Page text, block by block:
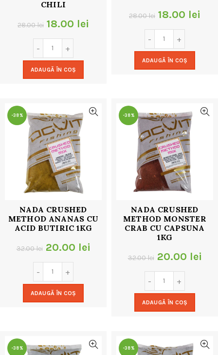
CHILI
28.00lei Prețul
inițial
a
fost:
18.00 lei
ADAUGĂ ÎN COȘ
28.00lei Prețul
inițial
a
fost:
18.00 lei
ADAUGĂ ÎN COȘ
-38%
NADA CRUSHED
METHOD ANANAS CU
ACID BUTIRIC 1KG
32.00lei Prețul
inițial
a
fost:
20.00 lei
ADAUGĂ ÎN COȘ
-38%
NADA CRUSHED
METHOD MONSTER
CRAB CU CAPSUNA
1KG
32.00lei Prețul
inițial
a
fost:
20.00 lei
ADAUGĂ ÎN COȘ
-38% -38%